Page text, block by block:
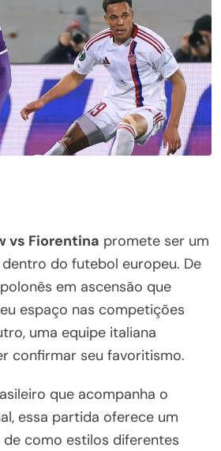
vs Fiorentina promete ser um
do futebol europeu. De
em ascensão que
espaço nas competições
uma equipe italiana
confirmar seu favoritismo.
que acompanha o
essa partida oferece um
como estilos diferentes